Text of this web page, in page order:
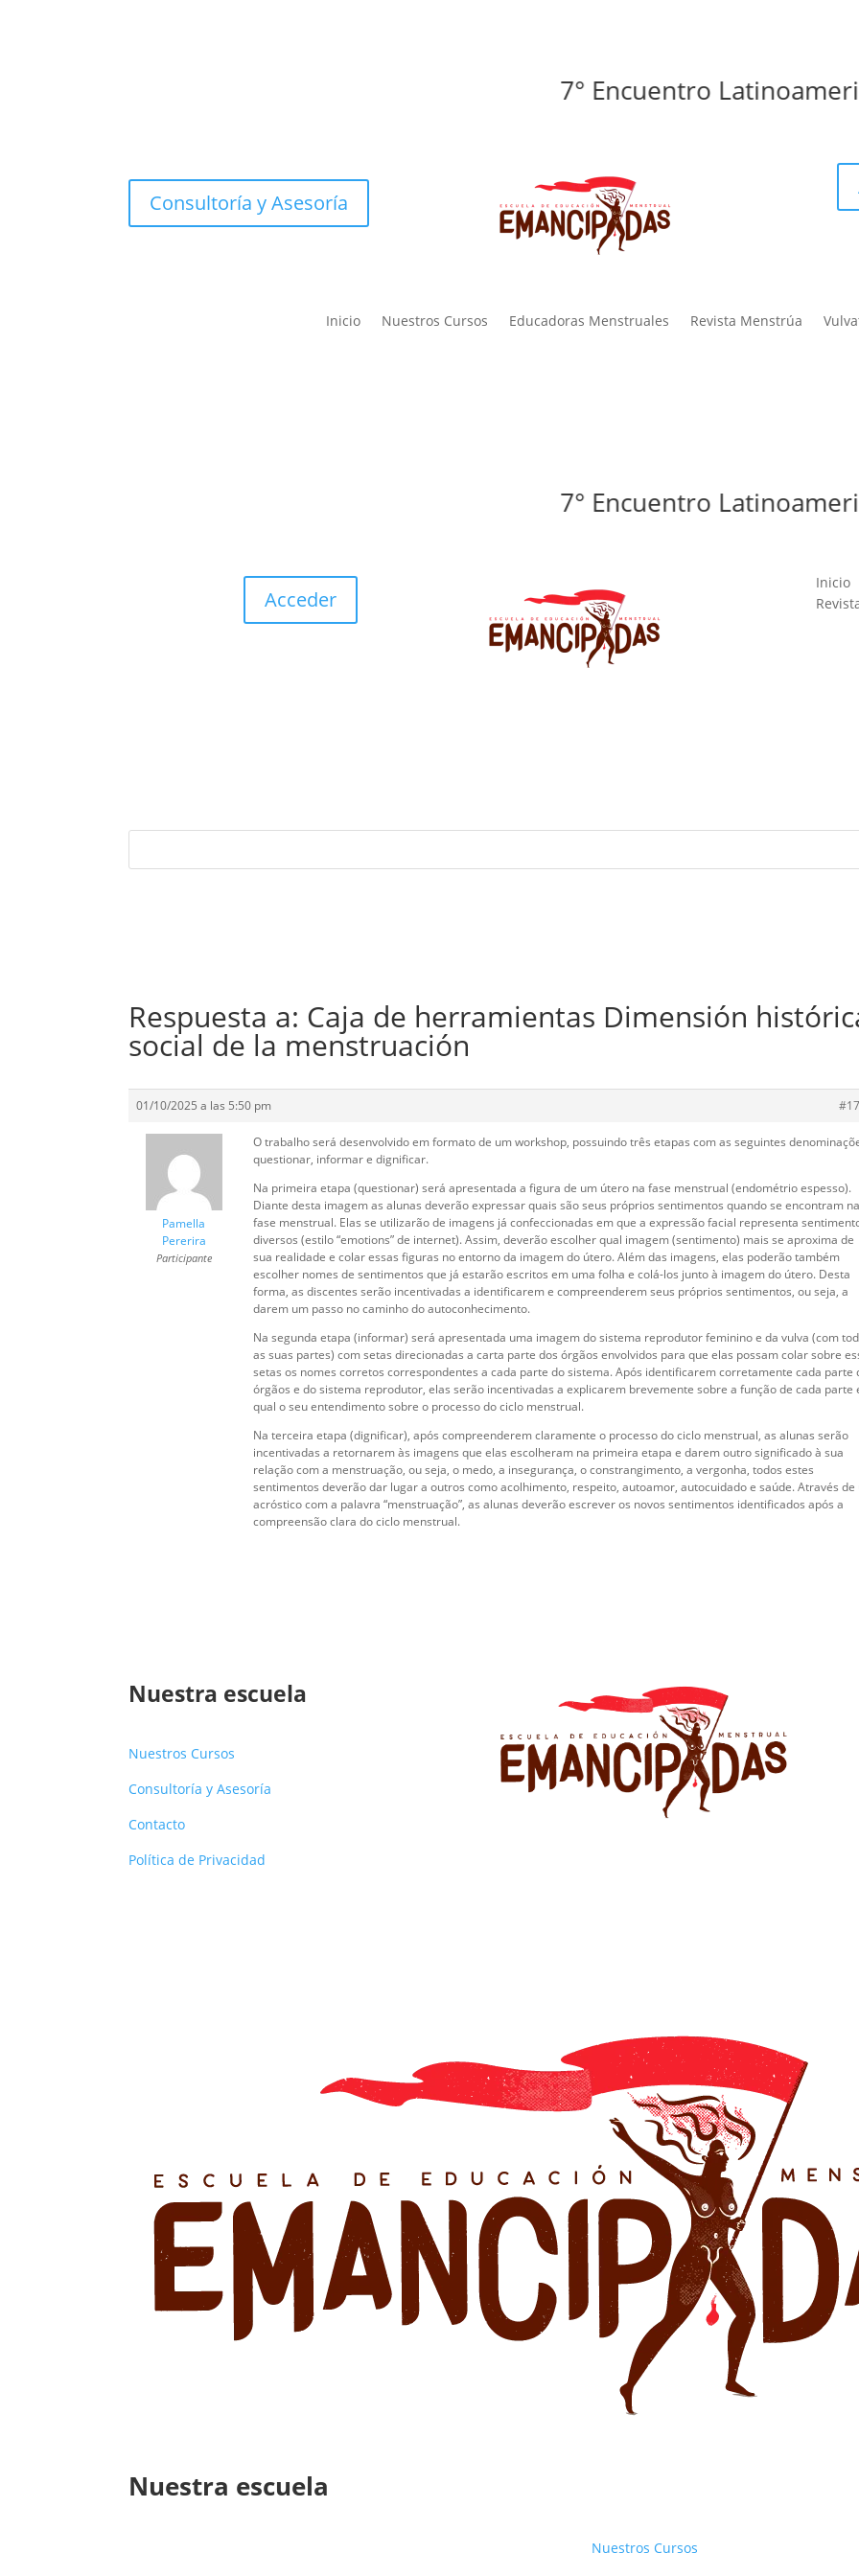
7° Encuentro
Consultoría y Asesoría
Inicio Nuestros Cursos Educadoras Menstruales Revista Menstrúa
7° Encuentro
Acceder
Inicio
Respuesta a: Caja de herramientas Dimensión
social de la menstruación
01/10/2025 a las 5:50 pm
Pamella
Pererira
Participante
O trabalho será desenvolvido em formato de um workshop, possuindo três etapas com as seguintes
questionar, informar e dignificar.
Na primeira etapa (questionar) será apresentada a figura de um útero na fase menstrual (endométrio espesso).
Diante desta imagem as alunas deverão expressar quais são seus próprios sentimentos quando se encontram na
fase menstrual. Elas se utilizarão de imagens já confeccionadas em que a expressão facial representa
diversos (estilo “emotions” de internet). Assim, deverão escolher qual imagem (sentimento) mais se aproxima de
sua realidade e colar essas figuras no entorno da imagem do útero. Além das imagens, elas poderão também
escolher nomes de sentimentos que já estarão escritos em uma folha e colá-los junto à imagem do útero. Desta
forma, as discentes serão incentivadas a identificarem e compreenderem seus próprios sentimentos, ou seja, a
darem um passo no caminho do autoconhecimento.
Na segunda etapa (informar) será apresentada uma imagem do sistema reprodutor feminino e da vulva (com
as suas partes) com setas direcionadas a carta parte dos órgãos envolvidos para que elas possam colar sobre
setas os nomes corretos correspondentes a cada parte do sistema. Após identificarem corretamente cada parte
órgãos e do sistema reprodutor, elas serão incentivadas a explicarem brevemente sobre a função de cada parte
qual o seu entendimento sobre o processo do ciclo menstrual.
Na terceira etapa (dignificar), após compreenderem claramente o processo do ciclo menstrual, as alunas serão
incentivadas a retornarem às imagens que elas escolheram na primeira etapa e darem outro significado à sua
relação com a menstruação, ou seja, o medo, a insegurança, o constrangimento, a vergonha, todos estes
sentimentos deverão dar lugar a outros como acolhimento, respeito, autoamor, autocuidado e saúde. Através de
acróstico com a palavra “menstruação”, as alunas deverão escrever os novos sentimentos identificados após a
compreensão clara do ciclo menstrual.
Nuestra escuela
Nuestros Cursos
Consultoría y Asesoría
Contacto
Política de Privacidad
Nuestra escuela
Nuestros Cursos